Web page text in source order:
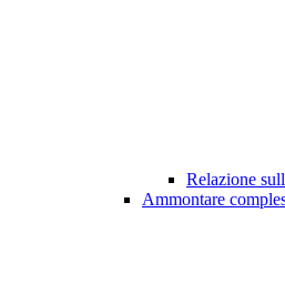
Relazione
Ammontare